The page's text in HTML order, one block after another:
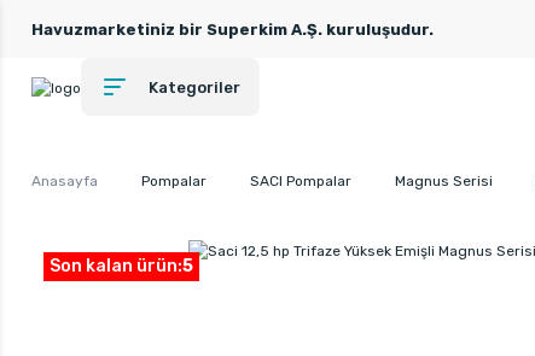
Havuzmarketiniz bir Superkim A.Ş. kuruluşudur.
Kategoriler
Anasayfa Pompalar SACI Pompalar Magnus Serisi
Son kalan ürün:5